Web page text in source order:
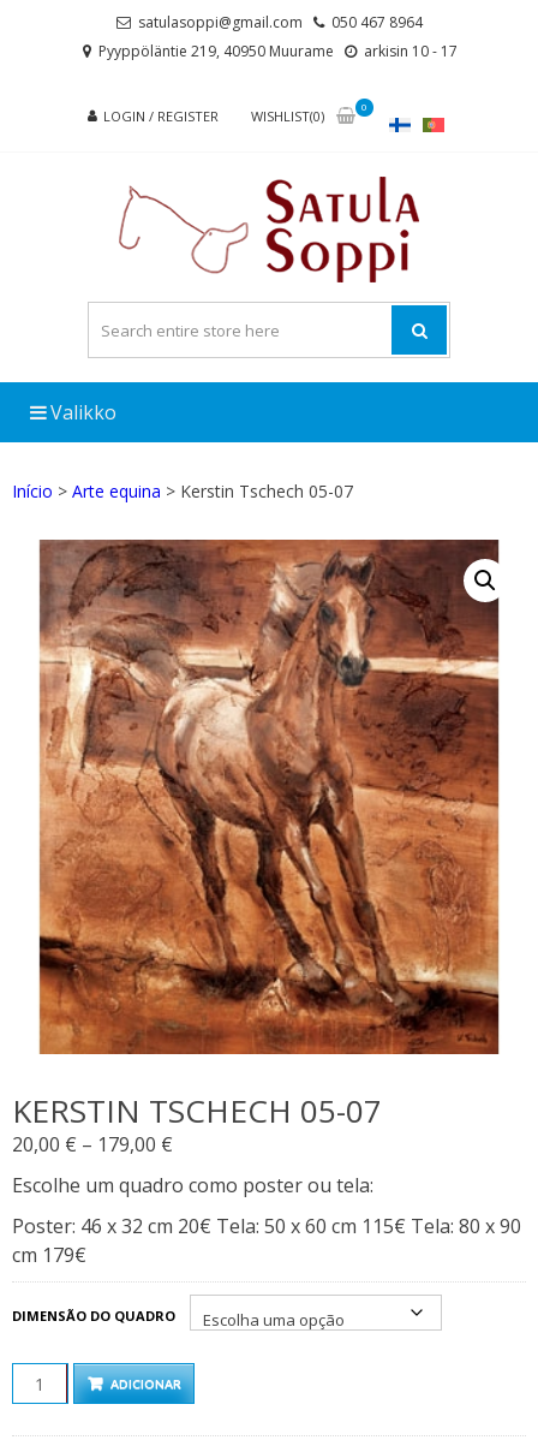
satulasoppi@gmail.com
050 467 8964
Pyyppöläntie 219, 40950 Muurame
arkisin 10 - 17
LOGIN / REGISTER WISHLIST(0)
0
Valikko
Início > Arte equina > Kerstin Tschech 05-07
KERSTIN TSCHECH 05-07
20,00 € – 179,00 €
20,00 €
through
Escolhe um quadro como poster ou tela:
Poster: 46 x 32 cm 20€ Tela: 50 x 60 cm 115€ Tela: 80 x 90
cm 179€
DIMENSÃO DO QUADRO
QUANTIDADE
ADICIONAR